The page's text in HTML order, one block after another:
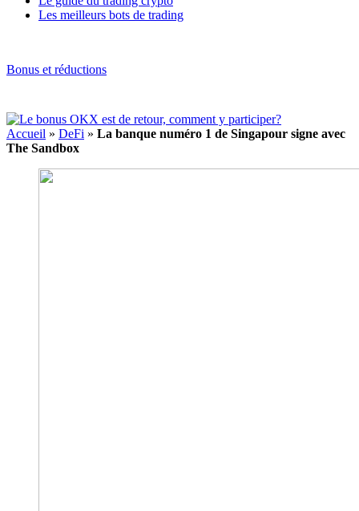
Les meilleurs bots de trading
Bonus et réductions
Accueil » DeFi » La banque numéro 1 de Singapour signe avec
The Sandbox